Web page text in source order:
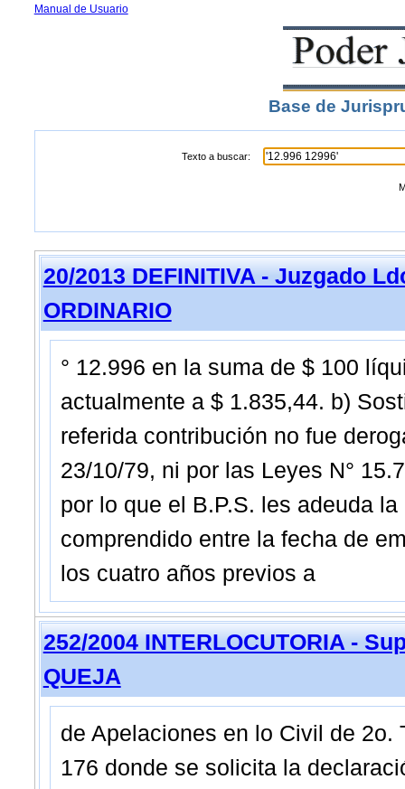
Manual de Usuario
Base de
Texto a buscar:
20/2013 DEFINITIVA - Juzgado
ORDINARIO
° 12.996 en la suma de $ 100
actualmente a $ 1.835,44. b)
referida contribución no fue
23/10/79, ni por las Leyes N°
por lo que el B.P.S. les adeuda
comprendido entre la fecha de
los cuatro años previos a
252/2004 INTERLOCUTORIA -
QUEJA
de Apelaciones en lo Civil de 2o.
176 donde se solicita la